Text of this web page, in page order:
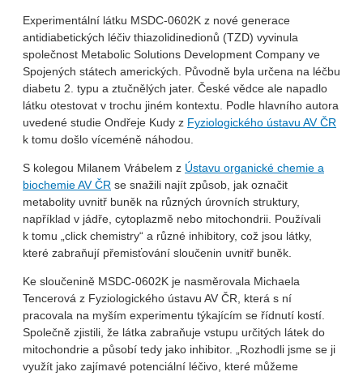
Experimentální látku MSDC-0602K z nové generace
antidiabetických léčiv thiazolidinedionů (TZD) vyvinula
společnost Metabolic Solutions Development Company ve
Spojených státech amerických. Původně byla určena na léčbu
diabetu 2. typu a ztučnělých jater. České vědce ale napadlo
látku otestovat v trochu jiném kontextu. Podle hlavního autora
uvedené studie Ondřeje Kudy z Fyziologického ústavu AV ČR
k tomu došlo víceméně náhodou.
S kolegou Milanem Vrábelem z Ústavu organické chemie a
biochemie AV ČR se snažili najít způsob, jak označit
metabolity uvnitř buněk na různých úrovních struktury,
například v jádře, cytoplazmě nebo mitochondrii. Používali
k tomu „click chemistry“ a různé inhibitory, což jsou látky,
které zabraňují přemisťování sloučenin uvnitř buněk.
Ke sloučenině MSDC-0602K je nasměrovala Michaela
Tencerová z Fyziologického ústavu AV ČR, která s ní
pracovala na myším experimentu týkajícím se řídnutí kostí.
Společně zjistili, že látka zabraňuje vstupu určitých látek do
mitochondrie a působí tedy jako inhibitor. „Rozhodli jsme se ji
využít jako zajímavé potenciální léčivo, které můžeme